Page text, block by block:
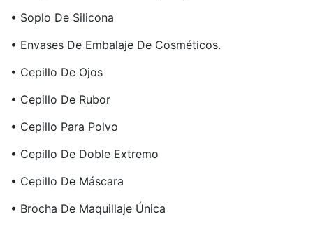
• Soplo De Silicona
• Envases De Embalaje De Cosméticos.
• Cepillo De Ojos
• Cepillo De Rubor
• Cepillo Para Polvo
• Cepillo De Doble Extremo
• Cepillo De Máscara
• Brocha De Maquillaje Única